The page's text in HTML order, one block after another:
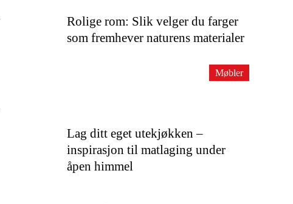
Rolige rom: Slik velger du farger
som fremhever naturens materialer
Lag ditt eget utekjøkken –
inspirasjon til matlaging under
åpen himmel
Møbler